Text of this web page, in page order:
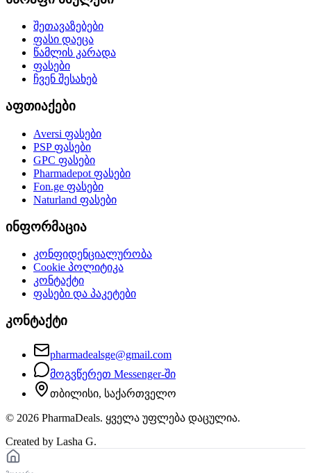
შეთავაზებები
ფასი დაეცა
წამლის კარადა
ფასები
ჩვენ შესახებ
აფთიაქები
Aversi ფასები
PSPფასები
GPC ფასები
Pharmadepot ფასები
Fon.ge ფასები
Naturland ფასები
ინფორმაცია
კონფიდენციალურობა
Cookie პოლიტიკა
კონტაქტი
ფასები და პაკეტები
კონტაქტი
pharmadealsge@gmail.com
მოგვწერეთ Messenger-ში
თბილისი, საქართველო
© 2026 PharmaDeals. ყველა უფლება დაცულია.
Created by Lasha G.